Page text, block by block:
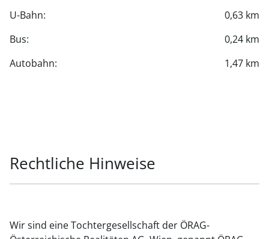
U-Bahn:
0,63 km
Bus:
0,24 km
Autobahn:
1,47 km
Rechtliche Hinweise
Wir sind eine Tochtergesellschaft der ÖRAG-